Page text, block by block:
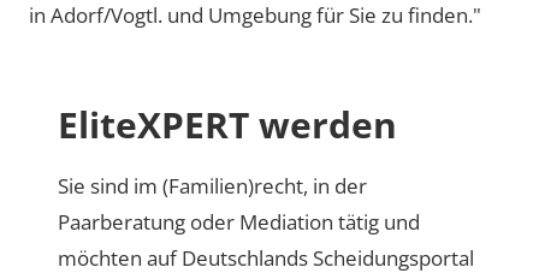
in Adorf/Vogtl. und Umgebung für Sie zu finden."
EliteXPERT werden
Sie sind im (Familien)recht, in der
Paarberatung oder Mediation tätig und
möchten auf Deutschlands Scheidungsportal